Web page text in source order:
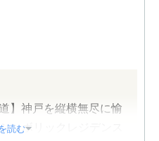
】神戸を縦横無尽に愉
ンボリックレジデンス
読む